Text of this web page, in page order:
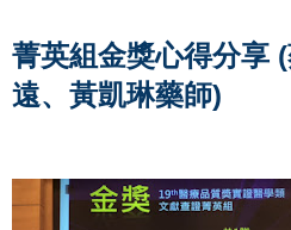
菁英組金獎心得分享
遠、黃凱琳藥師)